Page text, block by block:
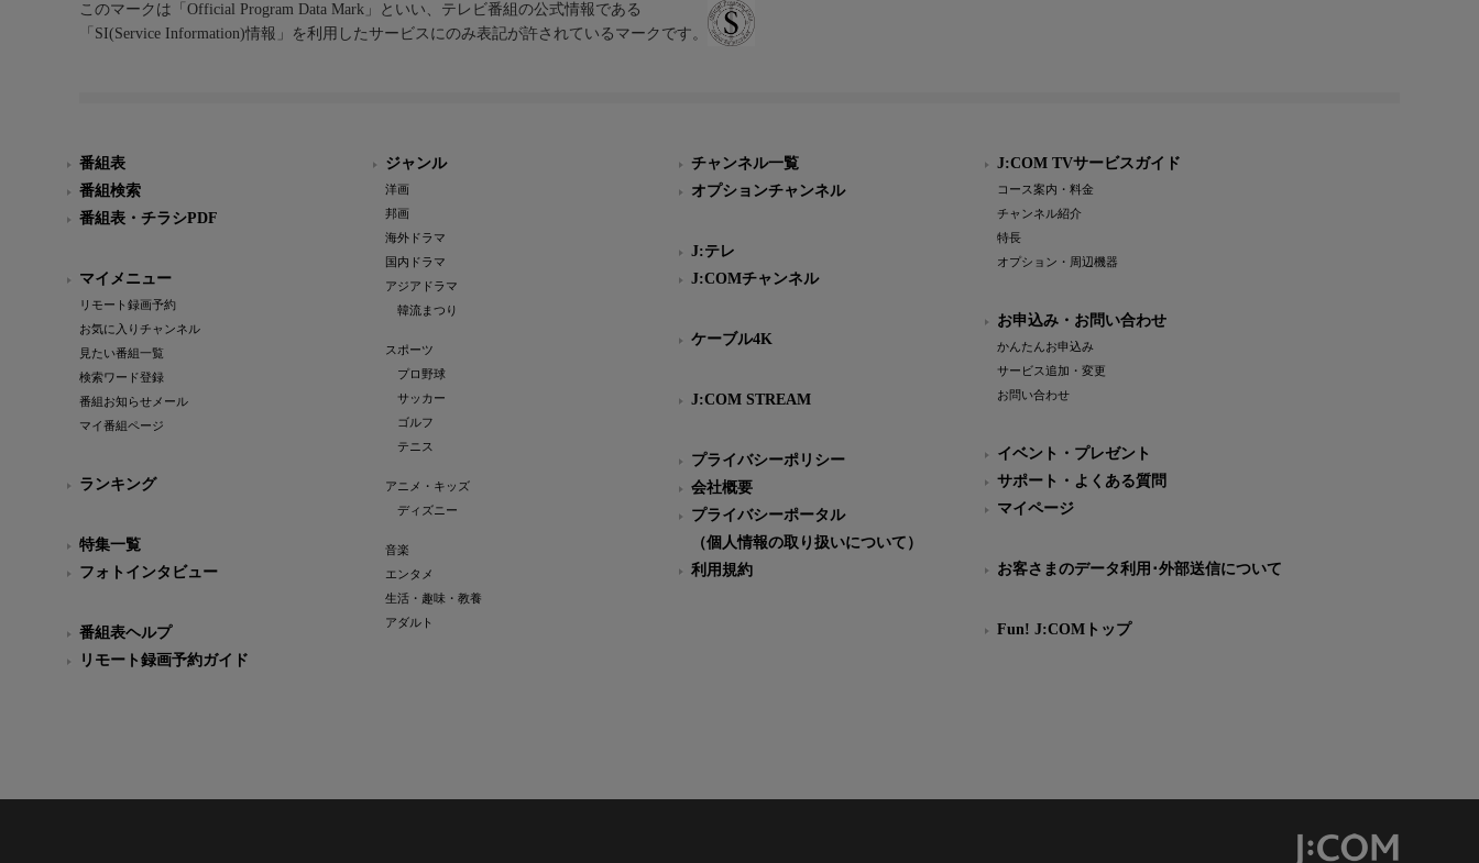
このマークは「Official Program Data Mark」といい、テレビ番組の公式情報である
「SI(Service Information)情報」を利用したサービスにのみ表記が許されているマークです。
番組表
番組検索
番組表・チラシPDF
マイメニュー
リモート録画予約
お気に入りチャンネル
見たい番組一覧
検索ワード登録
番組お知らせメール
マイ番組ページ
ランキング
特集一覧
フォトインタビュー
番組表ヘルプ
リモート録画予約ガイド
ジャンル
洋画
邦画
海外ドラマ
国内ドラマ
アジアドラマ
韓流まつり
スポーツ
プロ野球
サッカー
ゴルフ
テニス
アニメ・キッズ
ディズニー
音楽
エンタメ
生活・趣味・教養
アダルト
チャンネル一覧
オプションチャンネル
J:テレ
J:COMチャンネル
ケーブル4K
J:COM STREAM
プライバシーポリシー
会社概要
プライバシーポータル
（個人情報の取り扱いについて）
利用規約
J:COM TVサービスガイド
コース案内・料金
チャンネル紹介
特長
オプション・周辺機器
お申込み・お問い合わせ
かんたんお申込み
サービス追加・変更
お問い合わせ
イベント・プレゼント
サポート・よくある質問
マイページ
お客さまのデータ利用･外部送信について
Fun! J:COMトップ